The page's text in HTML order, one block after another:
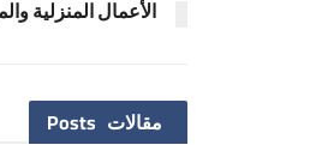
الأعمال المنزلية
مقالات